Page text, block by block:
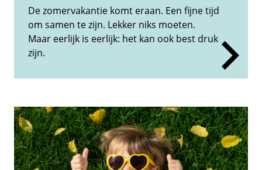
De zomervakantie komt eraan. Een fijne tijd
om samen te zijn. Lekker niks moeten.
Maar eerlijk is eerlijk: het kan ook best druk
zijn.